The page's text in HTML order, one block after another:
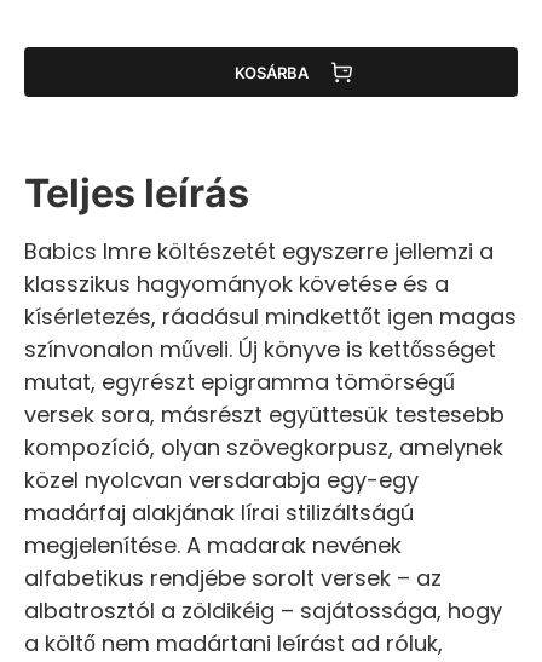
KOSÁRBA
Teljes leírás
Babics Imre költészetét egyszerre jellemzi a
klasszikus hagyományok követése és a
kísérletezés, ráadásul mindkettőt igen magas
színvonalon műveli. Új könyve is kettősséget
mutat, egyrészt epigramma tömörségű
versek sora, másrészt együttesük testesebb
kompozíció, olyan szövegkorpusz, amelynek
közel nyolcvan versdarabja egy-egy
madárfaj alakjának lírai stilizáltságú
megjelenítése. A madarak nevének
alfabetikus rendjébe sorolt versek – az
albatrosztól a zöldikéig – sajátossága, hogy
a költő nem madártani leírást ad róluk,